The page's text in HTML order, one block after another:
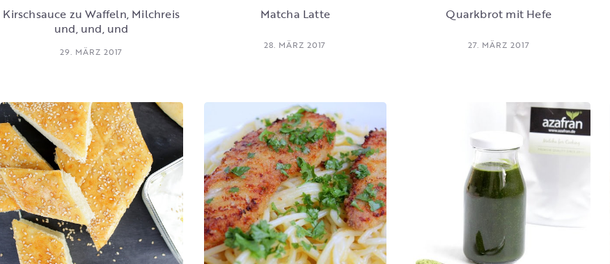
Kirschsauce zu Waffeln, Milchreis
und, und, und
29. MÄRZ 2017
Matcha Latte
28. MÄRZ 2017
Quarkbrot mit Hefe
27. MÄRZ 2017